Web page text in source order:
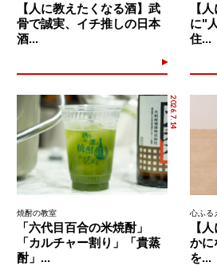
【人に教えたくなる酒】武
骨で誠実、イチ推しの日本
酒...
【
に"
住...
2026.7.14
焼酎の教室
「六代目百合の米焼酎」
「カルチャー割り」「貴蒸
酎」...
心ふる
【
かに
を...